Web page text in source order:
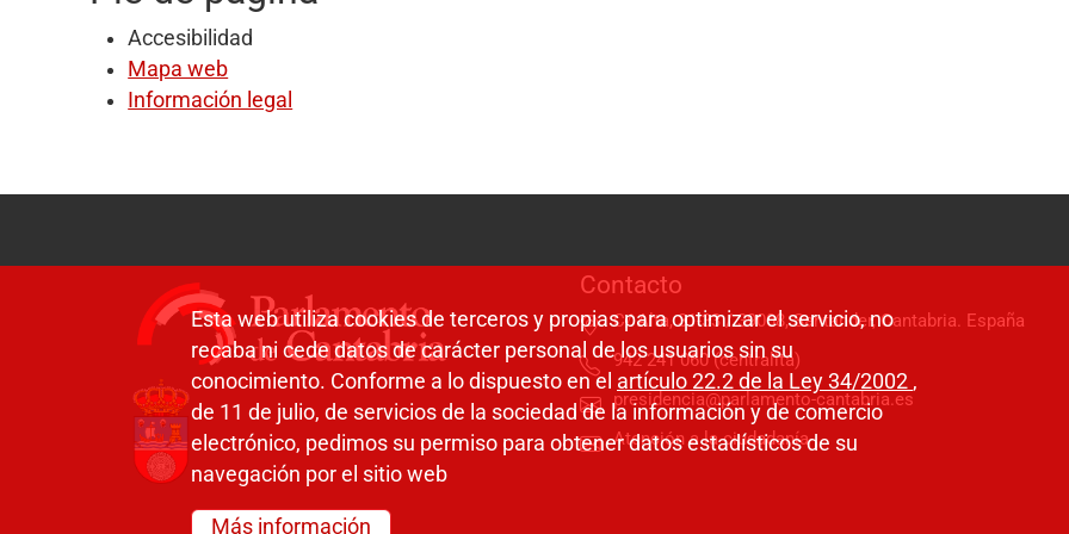
Accesibilidad
Mapa web
Información legal
Contacto
C/ Alta, 31-33 / 39008, Santander, Cantabria. España
942 241 060 (centralita)
presidencia@parlamento-cantabria.es
Atención a la ciudadanía
Esta web utiliza cookies de terceros y propias para optimizar el servicio, no
recaba ni cede datos de carácter personal de los usuarios sin su
conocimiento. Conforme a lo dispuesto en el artículo 22.2 de la Ley 34/2002 ,
de 11 de julio, de servicios de la sociedad de la información y de comercio
electrónico, pedimos su permiso para obtener datos estadísticos de su
navegación por el sitio web
Más información